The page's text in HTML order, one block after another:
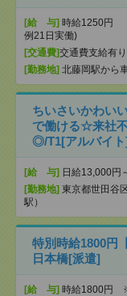
[給 与] 時給1250円
例21日実働)
[交通費]交通費支給有り
[勤務地] 北藤岡駅から
ちいさいかわい
で働ける☆来社
◎/T1[アルバイ
[給 与] 日給13,000円
[勤務地] 東京都世田谷
駅）
特別時給1800円
日本橋[派遣]
[給 与] 時給1800円